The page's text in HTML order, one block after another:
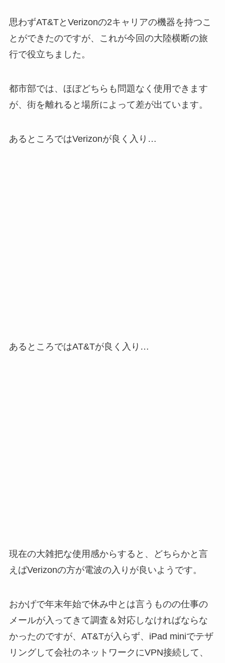
思わずAT&TとVerizonの2キャリアの機器を持つこ
とができたのですが、これが今回の大陸横断の旅
行で役立ちました。
都市部では、ほぼどちらも問題なく使用できます
が、街を離れると場所によって差が出ています。
あるところではVerizonが良く入り…
あるところではAT&Tが良く入り…
現在の大雑把な使用感からすると、どちらかと言
えばVerizonの方が電波の入りが良いようです。
おかげで年末年始で休み中とは言うものの仕事の
メールが入ってきて調査＆対応しなければならな
かったのですが、AT&Tが入らず、iPad miniでテザ
リングして会社のネットワークにVPN接続して、